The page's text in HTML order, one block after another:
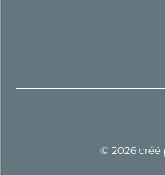
© 2026 créé